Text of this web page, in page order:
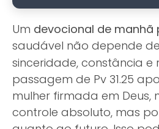
Um devocional de manhã
saudável não depende de
sinceridade, constância e
passagem de Pv 31.25
mulher firmada em Deus,
controle absoluto, mas